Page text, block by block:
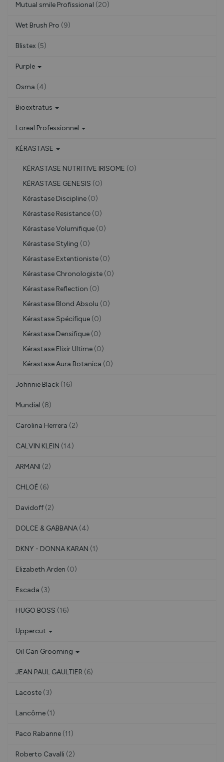
Mutual smile Profissional (20)
Wet Brush Pro (9)
Blistex (5)
Purple
Osma (4)
Bioextratus
Loreal Professionnel
KÉRASTASE
KÉRASTASE NUTRITIVE IRISOME (0)
KÉRASTASE GENESIS (0)
Kérastase Discipline (0)
Kérastase Resistance (0)
Kérastase Volumifique (0)
Kérastase Styling (0)
Kérastase Extentioniste (0)
Kérastase Chronologiste (0)
Kérastase Reflection (0)
Kérastase Blond Absolu (0)
Kérastase Spécifique (0)
Kérastase Densifique (0)
Kérastase Elixir Ultime (0)
Kérastase Aura Botanica (0)
Johnnie Black (16)
Mundial (8)
Carolina Herrera (2)
CALVIN KLEIN (14)
ARMANI (2)
CHLOÉ (6)
Davidoff (2)
DOLCE & GABBANA (4)
DKNY - DONNA KARAN (1)
Elizabeth Arden (0)
Escada (3)
HUGO BOSS (16)
Uppercut
Oil Can Grooming
JEAN PAUL GAULTIER (6)
Lacoste (3)
Lancôme (1)
Paco Rabanne (11)
Roberto Cavalli (2)